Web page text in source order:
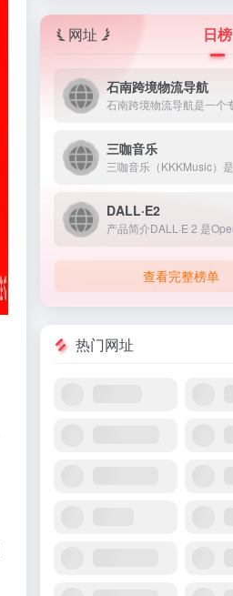
网址 日榜
石南跨境物流导航
三咖音乐
DALL·E2
查看完整榜单
热门网址